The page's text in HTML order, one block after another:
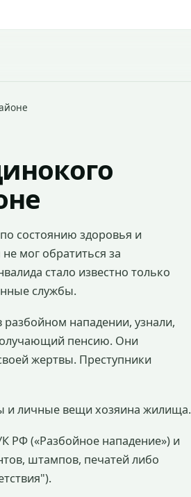
состоянию здоровья и
мог обратиться за
стало известно только
службы.
нападении, узнали,
пенсию. Они
жертвы. Преступники
и личные вещи хозяина жилища.
РФ («Разбойное нападение») и
штампов, печатей либо